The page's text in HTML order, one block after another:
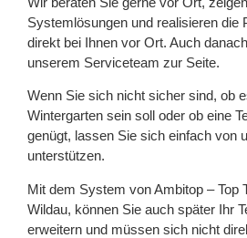
Systemlösungen und realisieren die
direkt bei Ihnen vor Ort. Auch
unserem Serviceteam zur Seite.
Wenn Sie sich nicht sicher sind, ob
Wintergarten sein soll oder ob eine
genügt, lassen Sie sich einfach von
unterstützen.
Mit dem System von Ambitop – Top
Wildau, können Sie auch später Ihr
erweitern und müssen sich nicht